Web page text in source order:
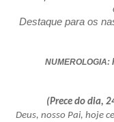
Destaque para os
NUMEROLOGIA:
(Prece do dia,
Deus, nosso Pai, hoje